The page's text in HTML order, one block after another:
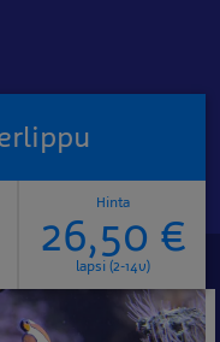
Hinta
26,50 €
lapsi (2-14v)